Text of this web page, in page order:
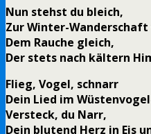
Nun stehst du bleich,
Zur Winter-
Dem Rauche gleich,
Der stets nach kältern
Flieg, Vogel, schnarr
Dein Lied im
Versteck, du Narr,
Dein blutend Herz in Eis